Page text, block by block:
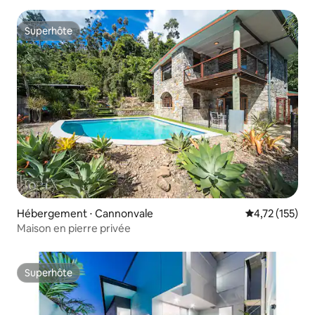
Superhôte
Superhôte
Hébergement ⋅ Cannonvale Évaluation
4,72 (155)
Maison en pierre privée
Superhôte
Superhôte